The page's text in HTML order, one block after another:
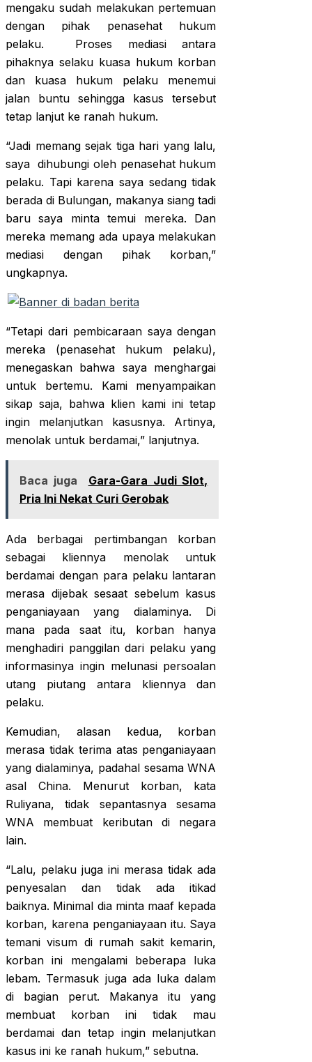
mengaku sudah melakukan pertemuan
dengan pihak penasehat hukum
pelaku. Proses mediasi antara
pihaknya selaku kuasa hukum korban
dan kuasa hukum pelaku menemui
jalan buntu sehingga kasus tersebut
tetap lanjut ke ranah hukum.
“Jadi memang sejak tiga hari yang lalu,
saya dihubungi oleh penasehat hukum
pelaku. Tapi karena saya sedang tidak
berada di Bulungan, makanya siang tadi
baru saya minta temui mereka. Dan
mereka memang ada upaya melakukan
mediasi dengan pihak korban,”
ungkapnya.
“Tetapi dari pembicaraan saya dengan
mereka (penasehat hukum pelaku),
menegaskan bahwa saya menghargai
untuk bertemu. Kami menyampaikan
sikap saja, bahwa klien kami ini tetap
ingin melanjutkan kasusnya. Artinya,
menolak untuk berdamai,” lanjutnya.
Baca juga
Gara-Gara Judi Slot,
Pria Ini Nekat Curi Gerobak
Ada berbagai pertimbangan korban
sebagai kliennya menolak untuk
berdamai dengan para pelaku lantaran
merasa dijebak sesaat sebelum kasus
penganiayaan yang dialaminya. Di
mana pada saat itu, korban hanya
menghadiri panggilan dari pelaku yang
informasinya ingin melunasi persoalan
utang piutang antara kliennya dan
pelaku.
Kemudian, alasan kedua, korban
merasa tidak terima atas penganiayaan
yang dialaminya, padahal sesama WNA
asal China. Menurut korban, kata
Ruliyana, tidak sepantasnya sesama
WNA membuat keributan di negara
lain.
“Lalu, pelaku juga ini merasa tidak ada
penyesalan dan tidak ada itikad
baiknya. Minimal dia minta maaf kepada
korban, karena penganiayaan itu. Saya
temani visum di rumah sakit kemarin,
korban ini mengalami beberapa luka
lebam. Termasuk juga ada luka dalam
di bagian perut. Makanya itu yang
membuat korban ini tidak mau
berdamai dan tetap ingin melanjutkan
kasus ini ke ranah hukum,” sebutna.